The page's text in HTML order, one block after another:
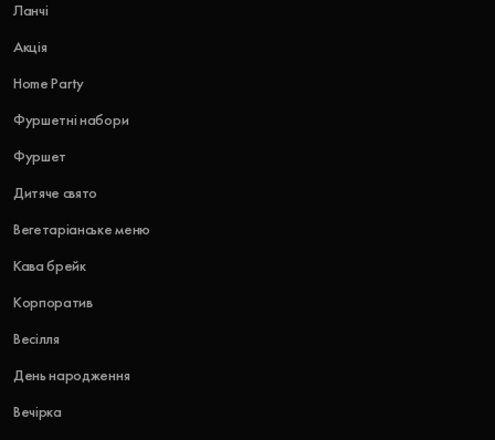
Ланчі
Акція
Home Party
Фуршетні набори
Фуршет
Дитяче свято
Вегетаріанське меню
Кава брейк
Корпоратив
Весілля
День народження
Вечірка